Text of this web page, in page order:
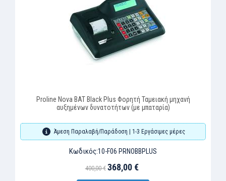
Proline Nova BAT Black Plus Φορητή Ταμειακή μηχανή
αυξημένων δυνατοτήτων (με μπαταρία)
Άμεση Παραλαβή/Παράδοση | 1-3 Εργάσιμες μέρες
Κωδικός:10-F06 PRNOBBPLUS
400,00 € 368,00 €